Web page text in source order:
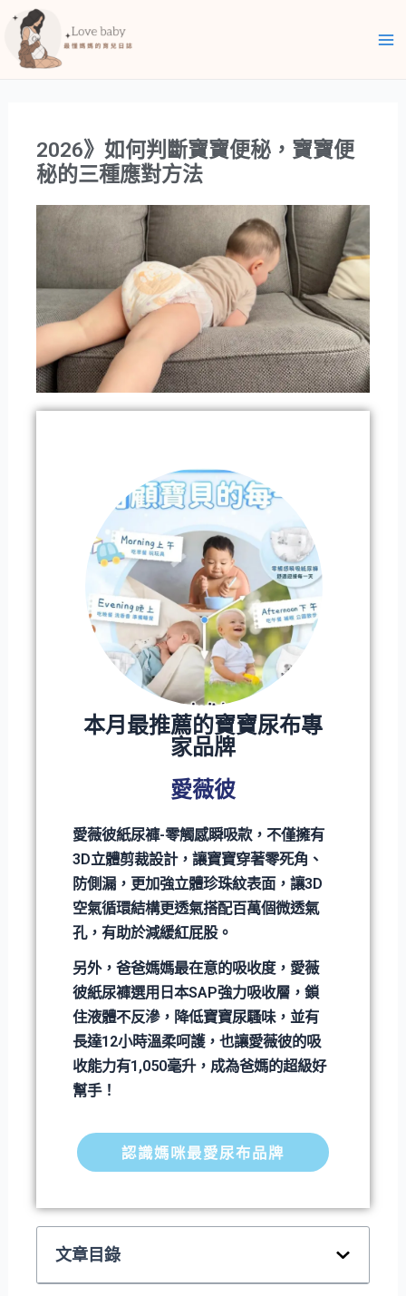
2026》如何判斷寶寶便秘，寶寶便
秘的三種應對方法
本月最推薦的寶寶尿布專
家品牌
愛薇彼
愛薇彼紙尿褲-零觸感瞬吸款，不僅擁有
3D立體剪裁設計，讓寶寶穿著零死角、
防側漏，更加強立體珍珠紋表面，讓3D
空氣循環結構更透氣搭配百萬個微透氣
孔，有助於減緩紅屁股。
另外，爸爸媽媽最在意的吸收度，愛薇
彼紙尿褲選用日本SAP強力吸收層，鎖
住液體不反滲，降低寶寶尿騷味，並有
長達12小時溫柔呵護，也讓愛薇彼的吸
收能力有1,050毫升，成為爸媽的超級好
幫手！
認識媽咪最愛尿布品牌
文章目錄